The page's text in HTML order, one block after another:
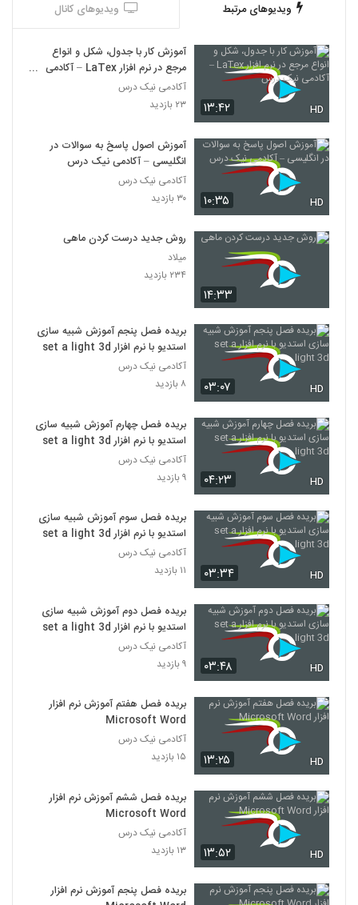
ویدیوهای مرتبط ویدیوهای کانال
۱۳:۴۲ HD
آموزش کار با جدول، شکل و انواع
مرجع در نرم افزار LaTex – آکادمی
نیک درس
آکادمی نیک درس
۲۳ بازدید
۱۰:۳۵ HD
آموزش اصول پاسخ به سوالات در
انگلیسی – آکادمی نیک درس
آکادمی نیک درس
۳۰ بازدید
۱۴:۳۳
روش جدید درست کردن ماهی
میلاد
۲۳۴ بازدید
۰۳:۰۷ HD
بریده فصل پنجم آموزش شبیه سازی
استدیو با نرم افزار set a light 3d
آکادمی نیک درس
۸ بازدید
۰۴:۲۳ HD
بریده فصل چهارم آموزش شبیه سازی
استدیو با نرم افزار set a light 3d
آکادمی نیک درس
۹ بازدید
۰۳:۳۴ HD
بریده فصل سوم آموزش شبیه سازی
استدیو با نرم افزار set a light 3d
آکادمی نیک درس
۱۱ بازدید
۰۳:۴۸ HD
بریده فصل دوم آموزش شبیه سازی
استدیو با نرم افزار set a light 3d
آکادمی نیک درس
۹ بازدید
۱۳:۲۵ HD
بریده فصل هفتم آموزش نرم افزار
Microsoft Word
آکادمی نیک درس
۱۵ بازدید
۱۳:۵۲ HD
بریده فصل ششم آموزش نرم افزار
Microsoft Word
آکادمی نیک درس
۱۳ بازدید
بریده فصل پنجم آموزش نرم افزار